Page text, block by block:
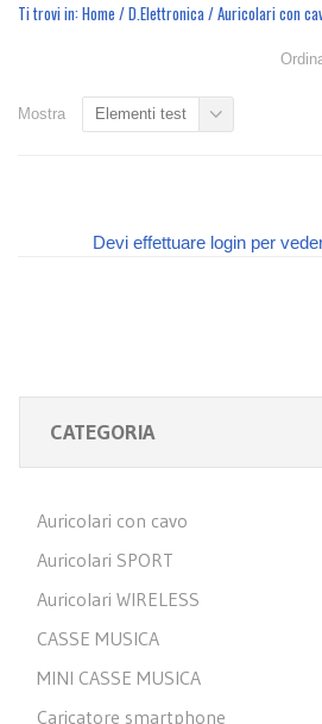
Ti trovi in: Home /D.Elettronica/Auricolari con
Mostra Elementi test
Devi effettuare login per
CATEGORIA
Auricolari con cavo
Auricolari SPORT
Auricolari WIRELESS
CASSE MUSICA
MINI CASSE MUSICA
Caricatore smartphone